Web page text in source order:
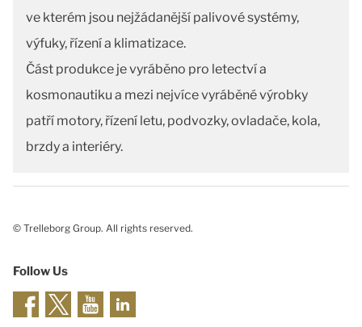
ve kterém jsou nejžádanější palivové systémy,
výfuky, řízení a klimatizace.
Část produkce je vyráběno pro letectví a
kosmonautiku a mezi nejvíce vyráběné výrobky
patří motory, řízení letu, podvozky, ovladače, kola,
brzdy a interiéry.
© Trelleborg Group. All rights reserved.
Follow Us